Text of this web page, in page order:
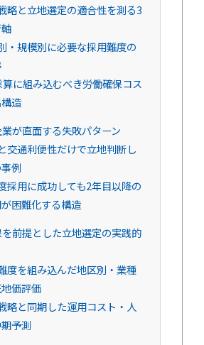
略と立地選定の適合性を測る3
・規模別に必要な採用難度の
に組み込むべき労働確保コス
造
が直面する失敗パターン
交通利便性だけで立地判断し
例
採用に成功しても2年目以降の
困難化する構造
前提とした立地選定の実践的
度を組み込んだ地区別・業種
価評価
略と同期した運用コスト・人
予測